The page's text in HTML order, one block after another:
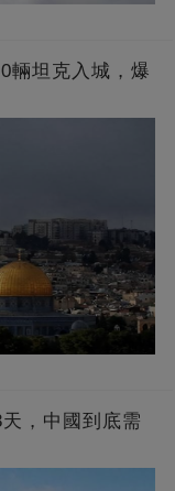
輛坦克入城，爆
，中國到底需